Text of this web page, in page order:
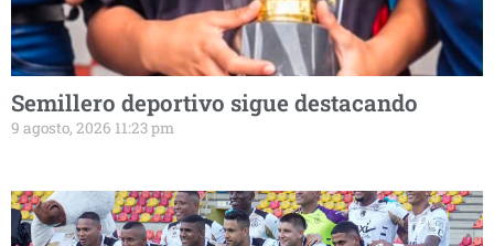
Semillero deportivo sigue destacando
9 agosto, 2026 11:23 pm